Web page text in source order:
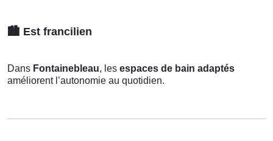
🏙️ Est francilien
Dans Fontainebleau, les espaces de bain adaptés
améliorent l’autonomie au quotidien.